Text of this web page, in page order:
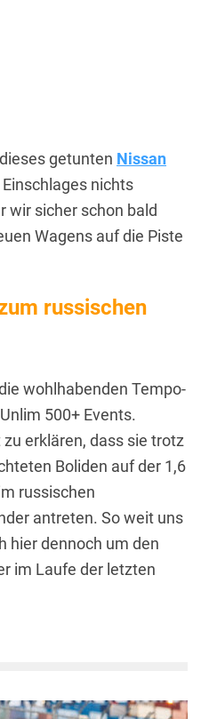
getunten Nissan
nichts
wir sicher schon bald
Wagens auf die Piste
russischen
wohlhabenden Tempo-
500+ Events.
erklären, dass sie trotz
Boliden auf der 1,6
russischen
antreten. So weit uns
hier dennoch um den
im Laufe der letzten